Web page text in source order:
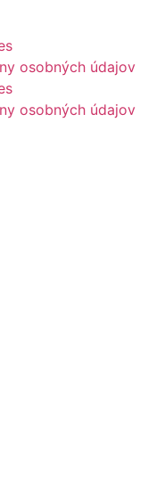
osobných údajov
osobných údajov